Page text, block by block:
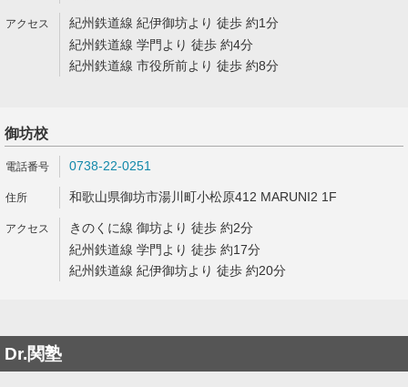
紀州鉄道線 紀伊御坊より 徒歩 約1分
紀州鉄道線 学門より 徒歩 約4分
紀州鉄道線 市役所前より 徒歩 約8分
御坊校
0738-22-0251
和歌山県御坊市湯川町小松原412 MARUNI2 1F
きのくに線 御坊より 徒歩 約2分
紀州鉄道線 学門より 徒歩 約17分
紀州鉄道線 紀伊御坊より 徒歩 約20分
Dr.関塾